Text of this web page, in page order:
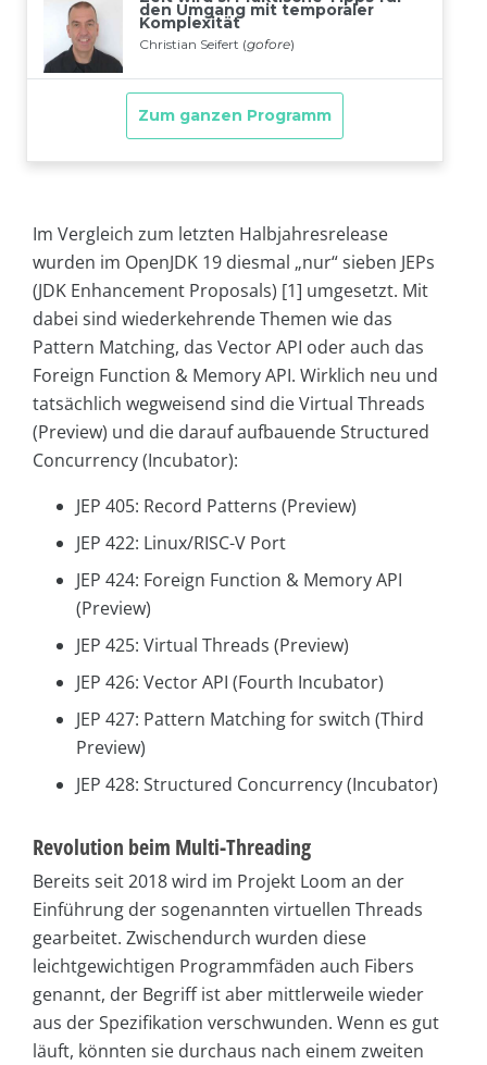
Im Vergleich zum letzten Halbjahresrelease
wurden im OpenJDK 19 diesmal „nur“ sieben JEPs
(JDK Enhancement Proposals) [1] umgesetzt. Mit
dabei sind wiederkehrende Themen wie das
Pattern Matching, das Vector API oder auch das
Foreign Function & Memory API. Wirklich neu und
tatsächlich wegweisend sind die Virtual Threads
(Preview) und die darauf aufbauende Structured
Concurrency (Incubator):
JEP 405: Record Patterns (Preview)
JEP 422: Linux/RISC-V Port
JEP 424: Foreign Function & Memory API
(Preview)
JEP 425: Virtual Threads (Preview)
JEP 426: Vector API (Fourth Incubator)
JEP 427: Pattern Matching for switch (Third
Preview)
JEP 428: Structured Concurrency (Incubator)
Revolution beim Multi-Threading
Bereits seit 2018 wird im Projekt Loom an der
Einführung der sogenannten virtuellen Threads
gearbeitet. Zwischendurch wurden diese
leichtgewichtigen Programmfäden auch Fibers
genannt, der Begriff ist aber mittlerweile wieder
aus der Spezifikation verschwunden. Wenn es gut
läuft, könnten sie durchaus nach einem zweiten